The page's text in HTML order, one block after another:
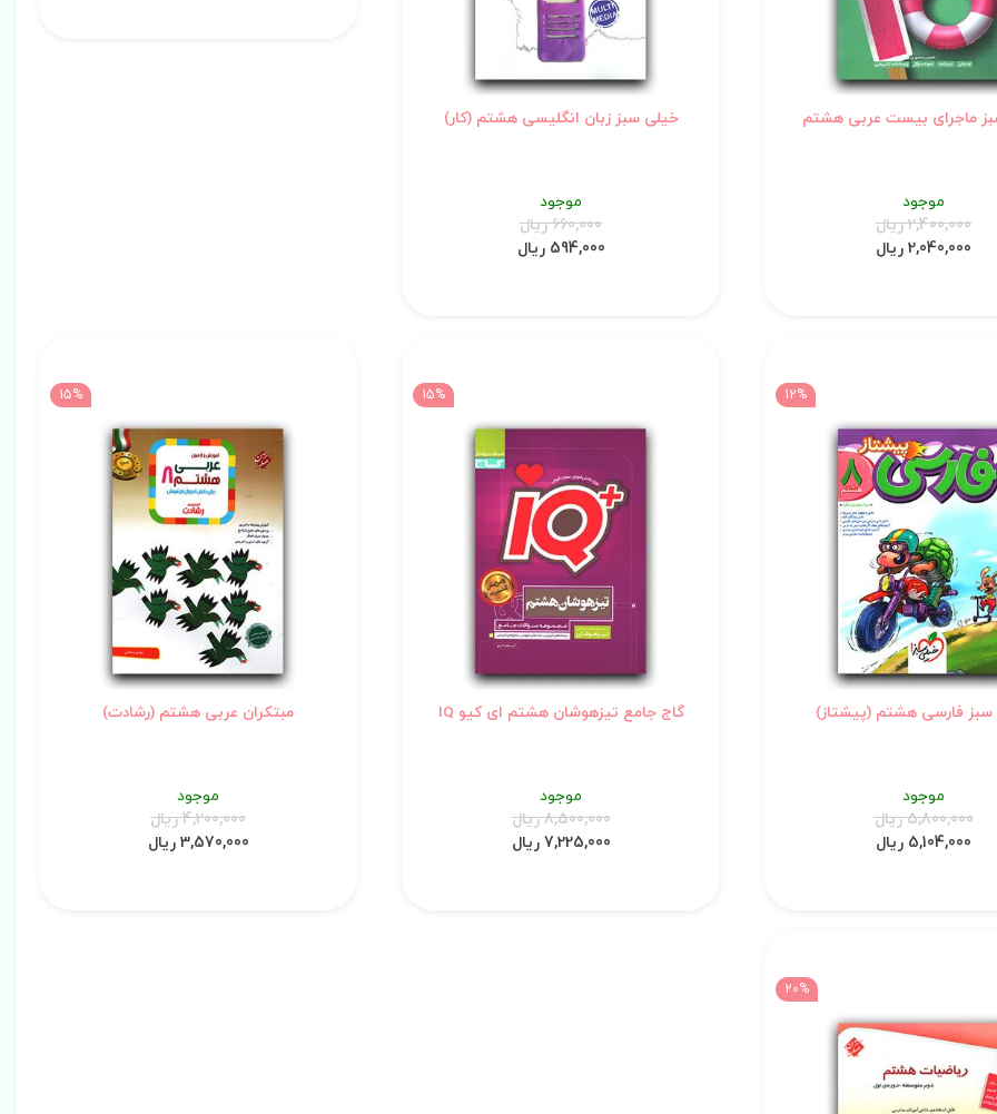
ماجرای بیست عربی هشتم
موجود
2,400,000 ریال
2,040,000 ریال
خیلی سبز زبان انگلیسی هشتم (کار)
موجود
660,000 ریال
594,000 ریال
12%
فارسی هشتم (پیشتاز)
موجود
5,800,000 ریال
5,104,000 ریال
15%
گاج جامع تیزهوشان هشتم ای کیو IQ
موجود
8,500,000 ریال
7,225,000 ریال
15%
مبتکران عربی هشتم (رشادت)
موجود
4,200,000 ریال
3,570,000 ریال
20%